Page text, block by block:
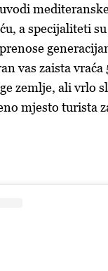
a specijaliteti
vas zaista
zemlje, ali vrlo
mjesto turista